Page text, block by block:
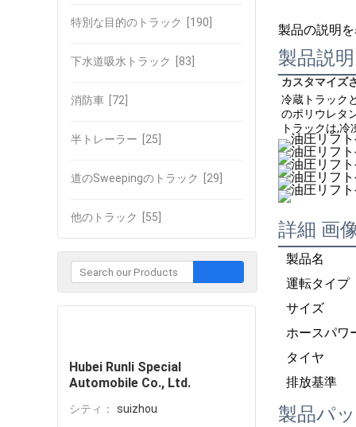
特別な目的のトラック [190]
下水道吸水トラック [83]
消防車 [72]
半トレーラー [25]
道のSweepingのトラック [29]
他のトラック [55]
Hubei Runli Special
Automobile Co., Ltd.
シティ：
suizhou
製品の説明
製品説明
カスタマイズ
冷蔵トラック
のポリウレタ
トラックは,
詳細 画
製品名
運転タイプ
サイズ
ホースパワ
タイヤ
排放基準
製品パ